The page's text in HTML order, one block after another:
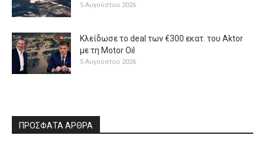
5 Αυγούστου 2026
Κλείδωσε το deal των €300 εκατ. του Aktor
με τη Μotor Oil
5 Αυγούστου 2026
ΠΡΟΣΦΑΤΑ ΑΡΘΡΑ